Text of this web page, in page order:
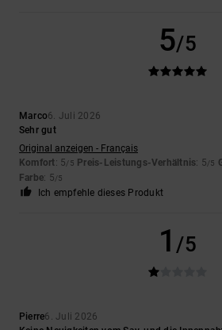
5/5
Marco6. Juli 2026
Sehr gut
Original anzeigen - Français
Komfort: 5/5 Preis-Leistungs-Verhältnis: 5/5
Farbe: 5/5
Ich empfehle dieses Produkt
1 /5
Pierre6. Juli 2026